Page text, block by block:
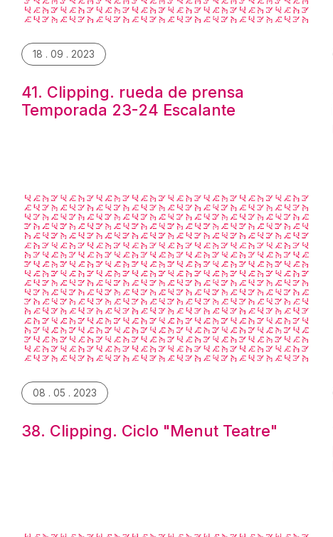
18 . 09 . 2023
41. Clipping. rueda de prensa
Temporada 23-24 Escalante
08 . 05 . 2023
38. Clipping. Ciclo "Menut Teatre"